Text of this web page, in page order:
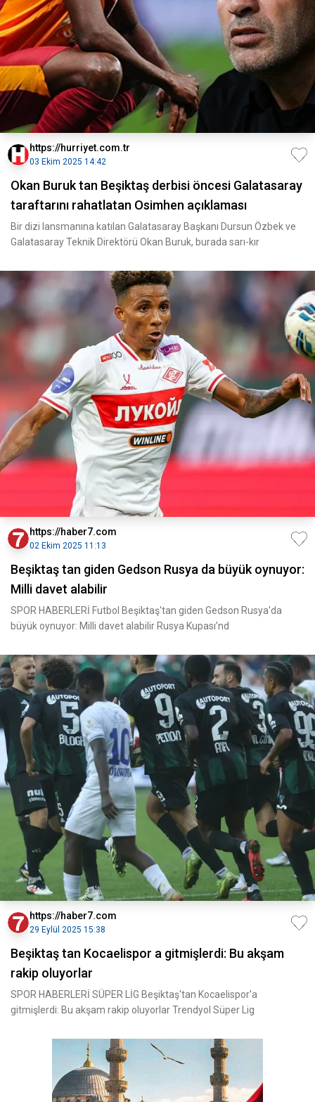
https://hurriyet.com.tr
03 Ekim 2025 14:42
Okan Buruk tan Beşiktaş derbisi öncesi Galatasaray
taraftarını rahatlatan Osimhen açıklaması
Bir dizi lansmanına katılan Galatasaray Başkanı Dursun Özbek ve
Galatasaray Teknik Direktörü Okan Buruk, burada sarı-kır
https://haber7.com
02 Ekim 2025 11:13
Beşiktaş tan giden Gedson Rusya da büyük oynuyor:
Milli davet alabilir
SPOR HABERLERİ Futbol Beşiktaş'tan giden Gedson Rusya'da
büyük oynuyor: Milli davet alabilir Rusya Kupası’nd
https://haber7.com
29 Eylül 2025 15:38
Beşiktaş tan Kocaelispor a gitmişlerdi: Bu akşam
rakip oluyorlar
SPOR HABERLERİ SÜPER LİG Beşiktaş'tan Kocaelispor'a
gitmişlerdi: Bu akşam rakip oluyorlar Trendyol Süper Lig